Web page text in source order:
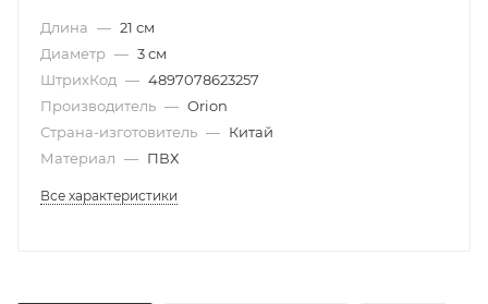
Длина — 21 см
Диаметр — 3 см
ШтрихКод — 4897078623257
Производитель — Orion
Страна-изготовитель — Китай
Материал — ПВХ
Все характеристики